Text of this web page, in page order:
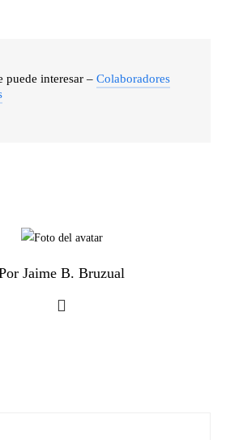
puede interesar – Colaboradores
Jaime B. Bruzual